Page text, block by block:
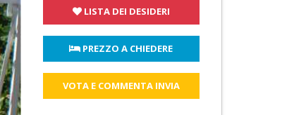
LISTA DEI DESIDERI
PREZZO A CHIEDERE
VOTA E COMMENTA INVIA